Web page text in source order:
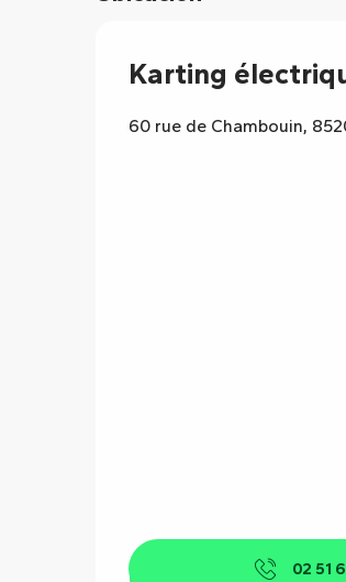
Karting
60 rue de Chambouin,
02 51